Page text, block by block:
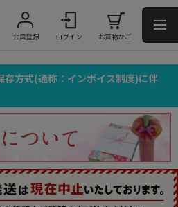
会員登録 ログイン お買物かご
存方式(通称：インボイス制度)に伴